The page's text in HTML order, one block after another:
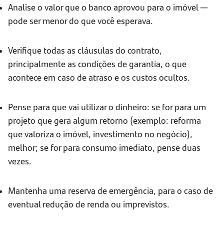
Analise o valor que o banco aprovou para o imóvel —
pode ser menor do que você esperava.
Verifique todas as cláusulas do contrato,
principalmente as condições de garantia, o que
acontece em caso de atraso e os custos ocultos.
Pense para que vai utilizar o dinheiro: se for para um
projeto que gera algum retorno (exemplo: reforma
que valoriza o imóvel, investimento no negócio),
melhor; se for para consumo imediato, pense duas
vezes.
Mantenha uma reserva de emergência, para o caso de
eventual redução de renda ou imprevistos.